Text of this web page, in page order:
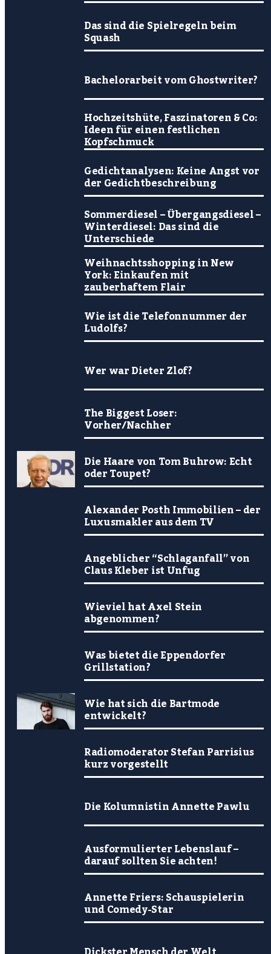
Das sind die Spielregeln beim
Squash
Bachelorarbeit vom Ghostwriter?
Hochzeitshüte, Faszinatoren & Co:
Ideen für einen festlichen
Kopfschmuck
Gedichtanalysen: Keine Angst vor
der Gedichtbeschreibung
Sommerdiesel – Übergangsdiesel –
Winterdiesel: Das sind die
Unterschiede
Weihnachtsshopping in New
York: Einkaufen mit
zauberhaftem Flair
Wie ist die Telefonnummer der
Ludolfs?
Wer war Dieter Zlof?
The Biggest Loser:
Vorher/Nachher
Die Haare von Tom Buhrow: Echt
oder Toupet?
Alexander Posth Immobilien – der
Luxusmakler aus dem TV
Angeblicher “Schlaganfall” von
Claus Kleber ist Unfug
Wieviel hat Axel Stein
abgenommen?
Was bietet die Eppendorfer
Grillstation?
Wie hat sich die Bartmode
entwickelt?
Radiomoderator Stefan Parrisius
kurz vorgestellt
Die Kolumnistin Annette Pawlu
Ausformulierter Lebenslauf –
darauf sollten Sie achten!
Annette Friers: Schauspielerin
und Comedy-Star